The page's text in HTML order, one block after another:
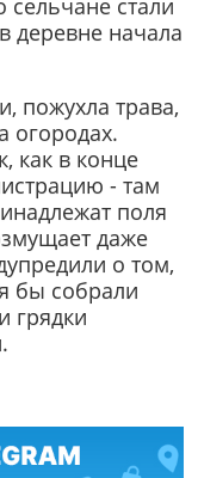
сельчане стали
деревне начала
пожухла трава,
огородах.
как в конце
- там
поля
даже
о том,
бы собрали
грядки